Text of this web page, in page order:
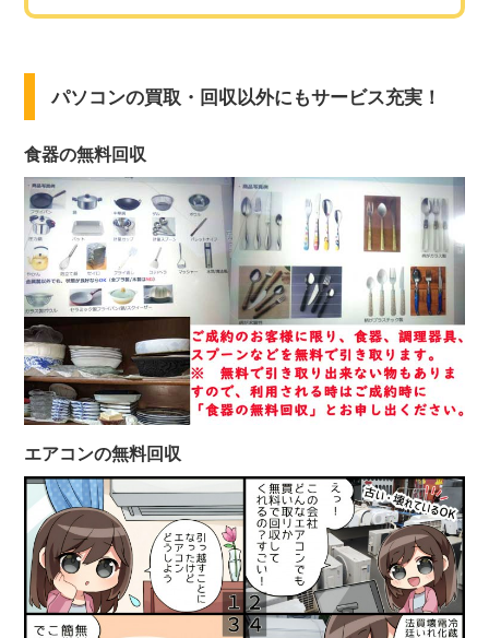
パソコンの買取・回収以外にもサービス充実！
食器の無料回収
エアコンの無料回収